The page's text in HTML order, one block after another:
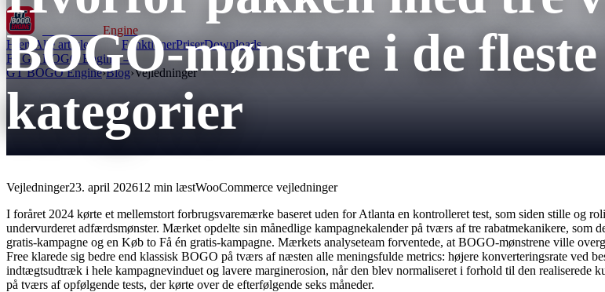
Engine
Hjem Alle artikler FunktionerPriserDownloads
Få GT BOGO Engine →
GT BOGO Engine›Blog›Vejledninger
BOGO-mønstre i de
kategorier
Vejledninger23. april 202612 min læstWooCommerce vejledninger
I foråret 2024 kørte et mellemstort forbrugsvaremærke baseret uden for Atlanta en kontrolleret test, som siden stille og
undervurderet adfærdsmønster. Mærket opdelte sin månedlige kampagnekalender på tværs af tre rabatmekanikere, som
gratis-kampagne og en Køb to Få én gratis-kampagne. Mærkets analyseteam forventede, at BOGO-mønstrene ville
Free klarede sig bedre end klassisk BOGO på tværs af næsten alle meningsfulde metrics: højere konverteringsrate ved
indtægtsudtræk i hele kampagnevinduet og lavere marginerosion, når den blev normaliseret i forhold til den
på tværs af opfølgende tests, der kørte over de efterfølgende seks måneder.